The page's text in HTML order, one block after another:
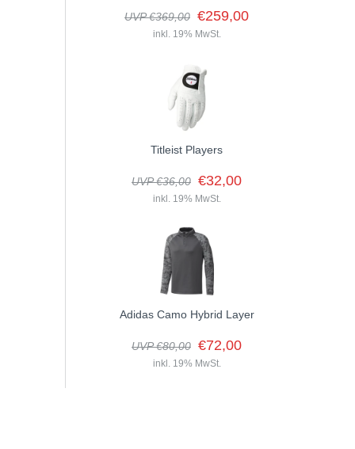
UVP €369,00 €259,00
inkl. 19% MwSt.
Titleist Players
UVP €36,00 €32,00
inkl. 19% MwSt.
Adidas Camo Hybrid Layer
UVP €80,00 €72,00
inkl. 19% MwSt.